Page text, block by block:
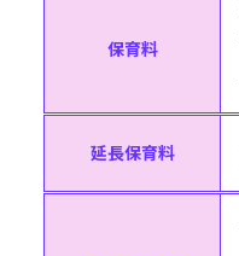
保育料
延長保育料